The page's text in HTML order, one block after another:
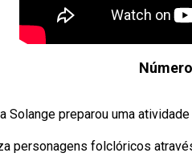
Solange preparou uma
personagens folclóricos